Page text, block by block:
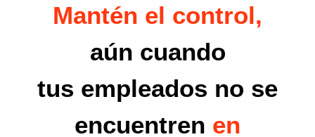
Mantén el control,
aún cuando
tus empleados no se
encuentren en